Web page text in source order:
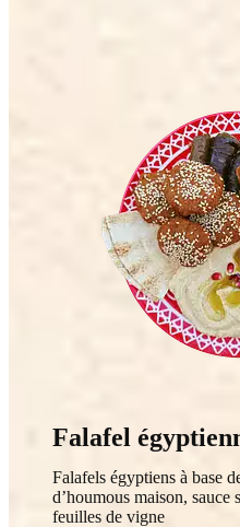
Falafel
Falafels égyptiens à base
d’houmous maison, sauce
feuilles de vigne